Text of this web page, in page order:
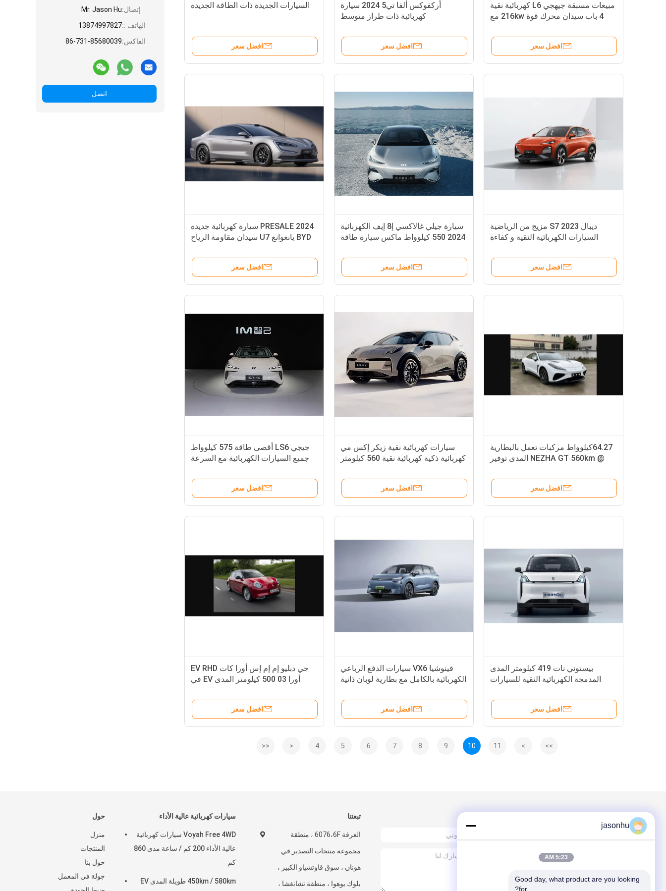
إتصال:Mr. Jason Hu
الهاتف ::13874997827
الفاكس:86-731-85680039
اتصل
السيارات الجديدة ذات الطاقة الجديدة
افضل سعر
أركفوكس ألفا تي5 2024 سيارة
كهربائية ذات طراز متوسط
افضل سعر
مبيعات مسبقة جيهجي L6 كهربائية نقية
4 باب سيدان محرك قوة 216kw مع
الطاقة الجديدة
افضل سعر
PRESALE 2024 سيارة كهربائية جديدة
BYD يانغوانغ U7 سيدان مقاومة الرياح
افضل سعر
سيارة جيلي غالاكسي إ8 إيف الكهربائية
2024 550 كيلوواط ماكس سيارة طاقة
كم / ساعة
افضل سعر
ديبال S7 2023 مزيج من الرياضية
السيارات الكهربائية النقية و كفاءة
افضل سعر
جيجي LS6 أقصى طاقة 575 كيلوواط
جميع السيارات الكهربائية مع السرعة
افضل سعر
سيارات كهربائية نقية زيكر إكس مي
كهربائية ذكية كهربائية نقية 560 كيلومتر
افضل سعر
64.27كيلوواط مركبات تعمل بالبطارية
@ NEZHA GT 560km المدى توفير
صلبة
افضل سعر
جي دبليو إم إم إس أورا كات EV RHD
أورا 03 500 كيلومتر المدى EV في
البطارية
افضل سعر
فينوشيا VX6 سيارات الدفع الرباعي
الكهربائية بالكامل مع بطارية لوبان ذاتية
افضل سعر
بيستوني نات 419 كيلومتر المدى
المدمجة الكهربائية النقية للسيارات
القصوى 140 كم / ساعة
افضل سعر
<< < 4 5 6 7 8 9 10 11 > >>
حول
منزل
المنتجات
حول بنا
جولة في المعمل
سيارات كهربائية عالية الأداء
Voyah Free 4WD سيارات كهربائية
عالية الأداء 200 كم / ساعة مدى 860
كم
450km / 580km طويلة المدى EV
تبعتنا
الغرفة 6076،6F ، منطقة
مجموعة منتجات التصدير في
هونان ، سوق قاوتشياو الكبير ،
بلوك يوهوا ، منطقة تشانغشا ،
jasonhu
5:23 AM
Good day, what product are you looking
for?